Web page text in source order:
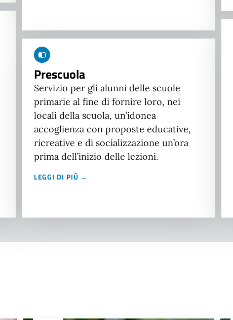
Prescuola
Servizio per gli alunni delle scuole
primarie al fine di fornire loro, nei
locali della scuola, un’idonea
accoglienza con proposte educative,
ricreative e di socializzazione un’ora
prima dell’inizio delle lezioni.
LEGGI DI PIÙ →